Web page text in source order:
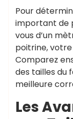
Pour
important de
vous d’un
poitrine,
Comparez
des tailles du
meilleure
Les